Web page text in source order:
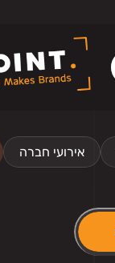
אירועי חברה